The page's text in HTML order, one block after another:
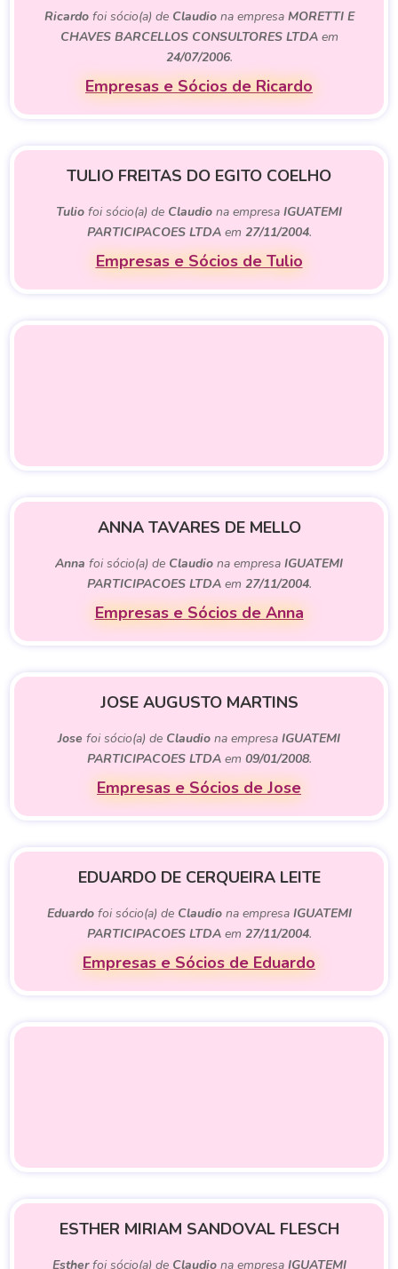
Ricardofoi sócio(a) de Claudiona empresa MORETTI E
CHAVES BARCELLOS CONSULTORES LTDAem
24/07/2006.
Empresas e Sócios de Ricardo
TULIO FREITAS DO EGITO COELHO
Tulio foi sócio(a) de Claudio na empresa IGUATEMI
PARTICIPACOES LTDAem 27/11/2004.
Empresas e Sócios de Tulio
ANNA TAVARES DE MELLO
Anna foi sócio(a) de Claudio na empresa IGUATEMI
PARTICIPACOES LTDAem 27/11/2004.
Empresas e Sócios de Anna
JOSE AUGUSTO MARTINS
Jose foi sócio(a) de Claudio na empresa IGUATEMI
PARTICIPACOES LTDAem 09/01/2008.
Empresas e Sócios de Jose
EDUARDO DE CERQUEIRA LEITE
Eduardofoi sócio(a) de Claudiona empresa IGUATEMI
PARTICIPACOES LTDAem 27/11/2004.
Empresas e Sócios de Eduardo
ESTHER MIRIAM SANDOVAL FLESCH
Estherfoi sócio(a) de Claudiona empresa IGUATEMI